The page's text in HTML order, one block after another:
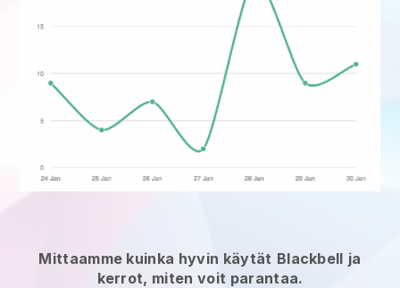
Mittaamme kuinka hyvin käytät Blackbell ja
kerrot, miten voit parantaa.